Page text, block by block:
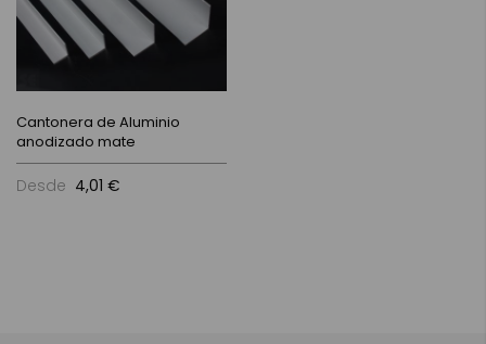
Cantonera de Aluminio
anodizado mate
Desde 4,01 €